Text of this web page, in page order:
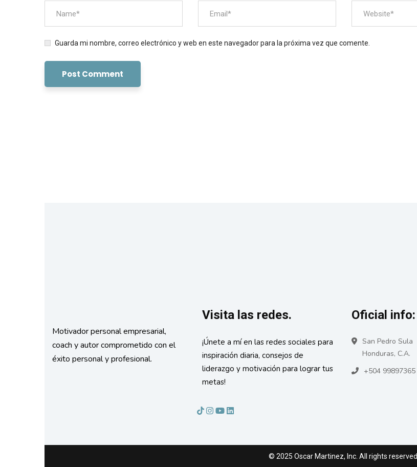
Guarda mi nombre, correo electrónico y web en este navegador para la próxima vez que comente.
Motivador personal empresarial,
coach y autor comprometido con el
éxito personal y profesional.
Visita las redes.
¡Únete a mí en las redes sociales para
inspiración diaria, consejos de
liderazgo y motivación para lograr tus
metas!
Oficial info:
San Pedro Sula
Honduras, C.A.
+504 99897365
© 2025 Oscar Martinez, Inc. All rights reserved.